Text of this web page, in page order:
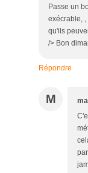
Passe un
exécrable, ,
qu'ils
/> Bon
Répondre
M